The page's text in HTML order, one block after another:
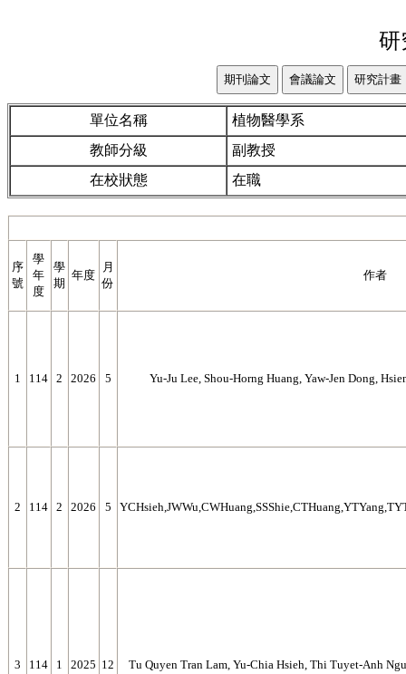
研
單位名稱
植物醫學系
教師分級
副教授
在校狀態
在職
序
號
學
年
度
學
期
年度
月
份
作者
1 114 2 2026 5 Yu-Ju Lee, Shou-Horng Huang, Yaw-Jen Dong,
2 114 2 2026 5
3 114 1 2025 12 Tu Quyen Tran Lam, Yu‑Chia Hsieh, Thi Tuyet‑Anh